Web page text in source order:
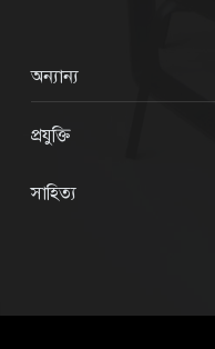
অন্যান্য
প্রযুক্তি
সাহিত্য